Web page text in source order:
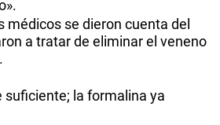
médicos se dieron cuenta del
a tratar de eliminar el veneno
suficiente; la formalina ya